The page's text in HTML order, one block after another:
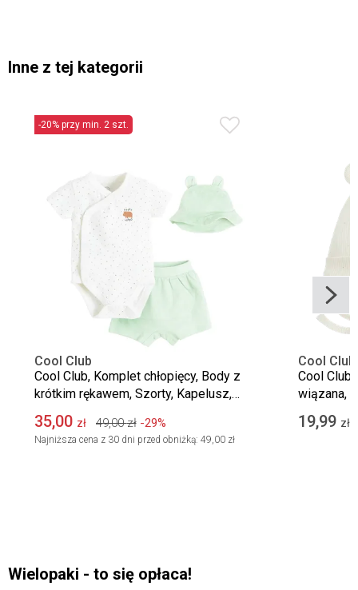
Inne z tej kategorii
-20% przy min. 2 szt.
Cool Club
Cool Club, Komplet chłopięcy, Body z
krótkim rękawem, Szorty, Kapelusz,
mix
35,00 zł 49,00 zł -29%
Najniższa cena z 30 dni przed obniżką: 49,00 zł
Cool Club
Cool
wiązana,
19,99 zł
Wielopaki - to się opłaca!